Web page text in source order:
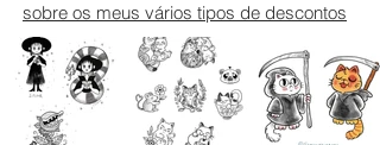
sobre os meus vários tipos de descontos